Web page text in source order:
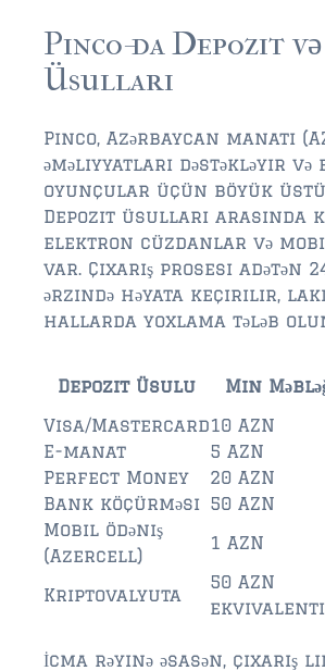
$500,000 – $750,000
$750,000 – $1,000,000
$1,000,000 – $2,000,000
$2,000,000 and up
PALATKA
$150,000 and down
$150,000 – $350,000
$500,000 – $750,000
$750,000 – $1,000,000
$1,000,000 – $2,000,000
$2,000,000 and up
Pinco-da Depozit və
Üsulları
Pinco, Azərbaycan manatı
əməliyyatları dəstəkləyir və
oyunçular üçün böyük
Depozit üsulları arasında
elektron cüzdanlar və
var. Çıxarış prosesi adətən
ərzində həyata keçirilir,
hallarda yoxlama tələb
Depozit Üsulu Min
Visa/Mastercard10 AZN
E-manat
5 AZN
Perfect Money
20 AZN
Bank köçürməsi
50 AZN
Mobil ödəniş
(Azercell)
1 AZN
Kriptovalyuta
50 AZN
ekvivalenti
İcma rəyinə əsasən, çıxarış